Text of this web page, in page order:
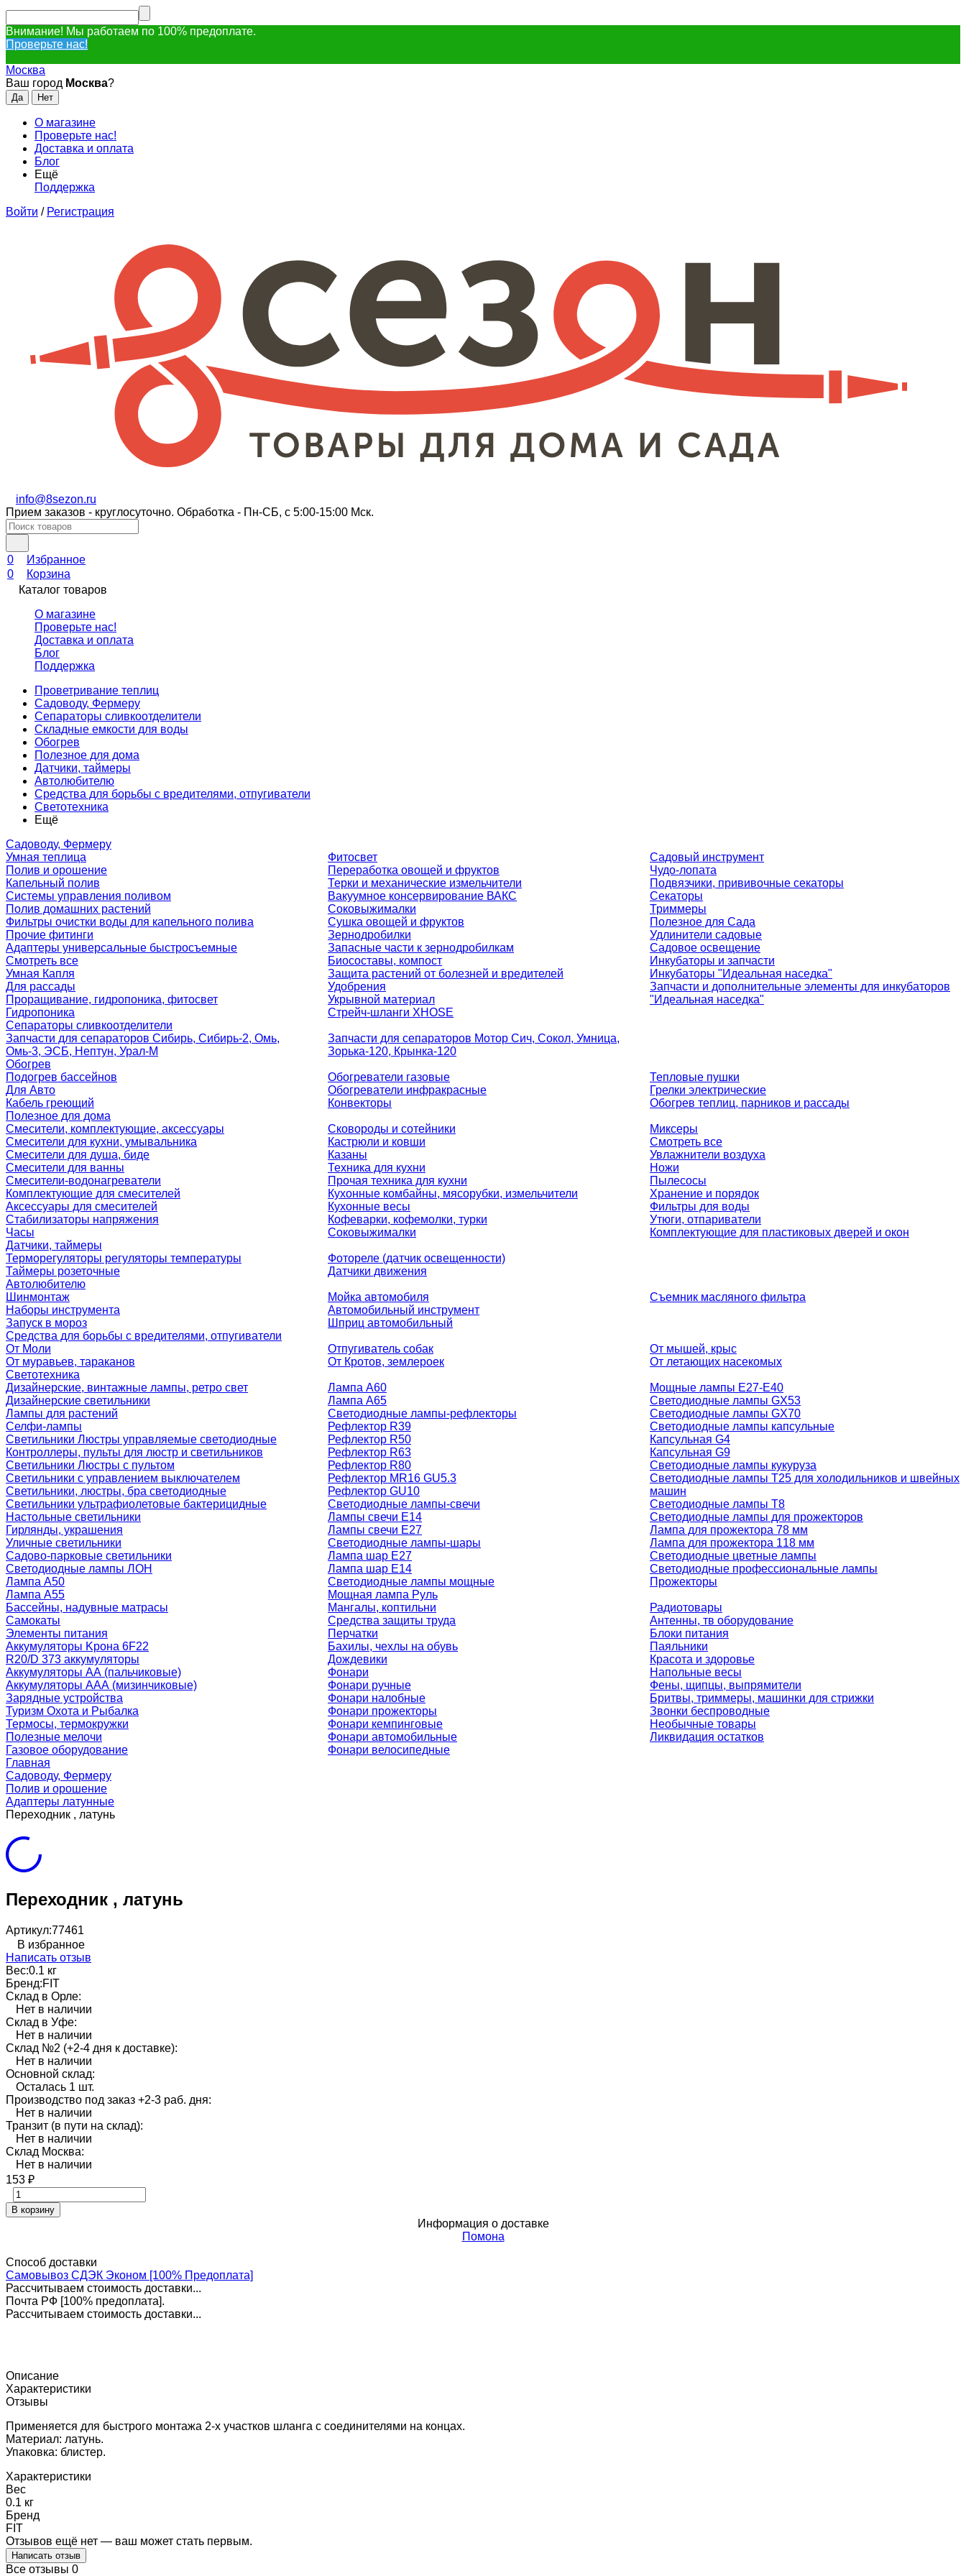
Внимание! Мы работаем по 100% предоплате.
Проверьте нас!
Москва
Ваш город Москва?
О магазине
Проверьте нас!
Доставка и оплата
Блог
Ещё
Поддержка
Войти / Регистрация
info@8sezon.ru
Прием заказов - круглосуточно. Обработка - Пн-СБ, с 5:00-15:00 Мск.
0
Избранное
0
Корзина
Каталог товаров
О магазине
Проверьте нас!
Доставка и оплата
Блог
Поддержка
Проветривание теплиц
Садоводу, Фермеру
Сепараторы сливкоотделители
Складные емкости для воды
Обогрев
Полезное для дома
Датчики, таймеры
Автолюбителю
Средства для борьбы с вредителями, отпугиватели
Светотехника
Ещё
Садоводу, Фермеру
Умная теплица
Полив и орошение
Капельный полив
Системы управления поливом
Полив домашних растений
Фильтры очистки воды для капельного полива
Прочие фитинги
Адаптеры универсальные быстросъемные
Смотреть все
Умная Капля
Для рассады
Проращивание, гидропоника, фитосвет
Гидропоника
Фитосвет
Переработка овощей и фруктов
Терки и механические измельчители
Вакуумное консервирование ВАКС
Соковыжималки
Сушка овощей и фруктов
Зернодробилки
Запасные части к зернодробилкам
Биосоставы, компост
Защита растений от болезней и вредителей
Удобрения
Укрывной материал
Стрейч-шланги XHOSE
Садовый инструмент
Чудо-лопата
Подвязчики, прививочные секаторы
Секаторы
Триммеры
Полезное для Сада
Удлинители садовые
Садовое освещение
Инкубаторы и запчасти
Инкубаторы "Идеальная наседка"
Запчасти и дополнительные элементы для инкубаторов
"Идеальная наседка"
Сепараторы сливкоотделители
Запчасти для сепараторов Сибирь, Сибирь-2, Омь,
Омь-3, ЭСБ, Нептун, Урал-М
Запчасти для сепараторов Мотор Сич, Сокол, Умница,
Зорька-120, Крынка-120
Обогрев
Подогрев бассейнов
Для Авто
Кабель греющий
Обогреватели газовые
Обогреватели инфракрасные
Конвекторы
Тепловые пушки
Грелки электрические
Обогрев теплиц, парников и рассады
Полезное для дома
Смесители, комплектующие, аксессуары
Смесители для кухни, умывальника
Смесители для душа, биде
Смесители для ванны
Смесители-водонагреватели
Комплектующие для смесителей
Аксессуары для смесителей
Стабилизаторы напряжения
Часы
Сковороды и сотейники
Кастрюли и ковши
Казаны
Техника для кухни
Прочая техника для кухни
Кухонные комбайны, мясорубки, измельчители
Кухонные весы
Кофеварки, кофемолки, турки
Соковыжималки
Миксеры
Смотреть все
Увлажнители воздуха
Ножи
Пылесосы
Хранение и порядок
Фильтры для воды
Утюги, отпариватели
Комплектующие для пластиковых дверей и окон
Датчики, таймеры
Терморегуляторы регуляторы температуры
Таймеры розеточные
Фотореле (датчик освещенности)
Датчики движения
Автолюбителю
Шинмонтаж
Наборы инструмента
Запуск в мороз
Мойка автомобиля
Автомобильный инструмент
Шприц автомобильный
Съемник масляного фильтра
Средства для борьбы с вредителями, отпугиватели
От Моли
От муравьев, тараканов
Отпугиватель собак
От Кротов, землероек
От мышей, крыс
От летающих насекомых
Светотехника
Дизайнерские, винтажные лампы, ретро свет
Дизайнерские светильники
Лампы для растений
Селфи-лампы
Светильники Люстры управляемые светодиодные
Контроллеры, пульты для люстр и светильников
Светильники Люстры с пультом
Светильники с управлением выключателем
Светильники, люстры, бра светодиодные
Светильники ультрафиолетовые бактерицидные
Настольные светильники
Гирлянды, украшения
Уличные светильники
Садово-парковые светильники
Светодиодные лампы ЛОН
Лампа A50
Лампа A55
Лампа A60
Лампа A65
Светодиодные лампы-рефлекторы
Рефлектор R39
Рефлектор R50
Рефлектор R63
Рефлектор R80
Рефлектор MR16 GU5.3
Рефлектор GU10
Светодиодные лампы-свечи
Лампы свечи Е14
Лампы свечи Е27
Светодиодные лампы-шары
Лампа шар E27
Лампа шар Е14
Светодиодные лампы мощные
Мощная лампа Руль
Мощные лампы E27-E40
Светодиодные лампы GX53
Светодиодные лампы GX70
Светодиодные лампы капсульные
Капсульная G4
Капсульная G9
Светодиодные лампы кукуруза
Светодиодные лампы T25 для холодильников и швейных
машин
Светодиодные лампы T8
Светодиодные лампы для прожекторов
Лампа для прожектора 78 мм
Лампа для прожектора 118 мм
Светодиодные цветные лампы
Светодиодные профессиональные лампы
Прожекторы
Бассейны, надувные матрасы
Самокаты
Элементы питания
Аккумуляторы Kрона 6F22
R20/D 373 аккумуляторы
Аккумуляторы AA (пальчиковые)
Аккумуляторы AAA (мизинчиковые)
Зарядные устройства
Туризм Охота и Рыбалка
Термосы, термокружки
Полезные мелочи
Газовое оборудование
Мангалы, коптильни
Средства защиты труда
Перчатки
Бахилы, чехлы на обувь
Дождевики
Фонари
Фонари ручные
Фонари налобные
Фонари прожекторы
Фонари кемпинговые
Фонари автомобильные
Фонари велосипедные
Радиотовары
Антенны, тв оборудование
Блоки питания
Паяльники
Красота и здоровье
Напольные весы
Фены, щипцы, выпрямители
Бритвы, триммеры, машинки для стрижки
Звонки беспроводные
Необычные товары
Ликвидация остатков
Главная
Садоводу, Фермеру
Полив и орошение
Адаптеры латунные
Переходник , латунь
Переходник , латунь
Артикул:77461
В избранное
Написать отзыв
Вес:0.1 кг
Бренд:FIT
Склад в Орле:
Нет в наличии
Склад в Уфе:
Нет в наличии
Склад №2 (+2-4 дня к доставке):
Нет в наличии
Основной склад:
Осталась 1 шт.
Производство под заказ +2-3 раб. дня:
Нет в наличии
Транзит (в пути на склад):
Нет в наличии
Склад Москва:
Нет в наличии
153 ₽
В корзину
Информация о доставке
Помона
Способ доставки
Самовывоз СДЭК Эконом [100% Предоплата]
Рассчитываем стоимость доставки...
Почта РФ [100% предоплата].
Рассчитываем стоимость доставки...
Описание
Характеристики
Отзывы
Применяется для быстрого монтажа 2-х участков шланга с соединителями на концах.
Материал: латунь.
Упаковка: блистер.
Характеристики
Вес
0.1 кг
Бренд
FIT
Отзывов ещё нет — ваш может стать первым.
Написать отзыв
Все отзывы 0